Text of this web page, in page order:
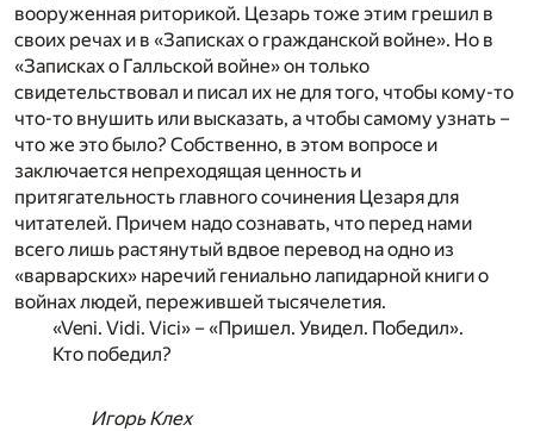
вооруженная риторикой. Цезарь тоже этим грешил в
своих речах и в «Записках о гражданской войне». Но в
«Записках о Галльской войне» он только
свидетельствовал и писал их не для того, чтобы кому-то
что-то внушить или высказать, а чтобы самому узнать –
что же это было? Собственно, в этом вопросе и
заключается непреходящая ценность и
притягательность главного сочинения Цезаря для
читателей. Причем надо сознавать, что перед нами
всего лишь растянутый вдвое перевод на одно из
«варварских» наречий гениально лапидарной книги о
войнах людей, пережившей тысячелетия.
«Veni. Vidi. Vici» – «Пришел. Увидел. Победил».
Кто победил?
Игорь Клех